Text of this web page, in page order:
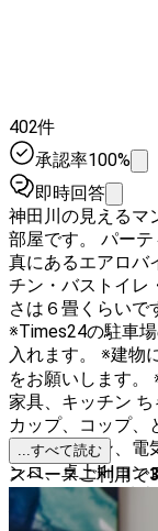
402件
承認率100%
即時回答
神田川の見えるマ
部屋です。 パーテ
真にあるエアロバ
チン・バストイ
さは６畳くらいで
※Times24の駐車
入れます。 ※建物
をお願いします。
家具、キッチン
カップ、コップ、
ク、スプーン、電
ンロ、卓上IHコンロ、
49インチTV（地
YAMAHA サウン
...すべて読む
スペースご利用で3